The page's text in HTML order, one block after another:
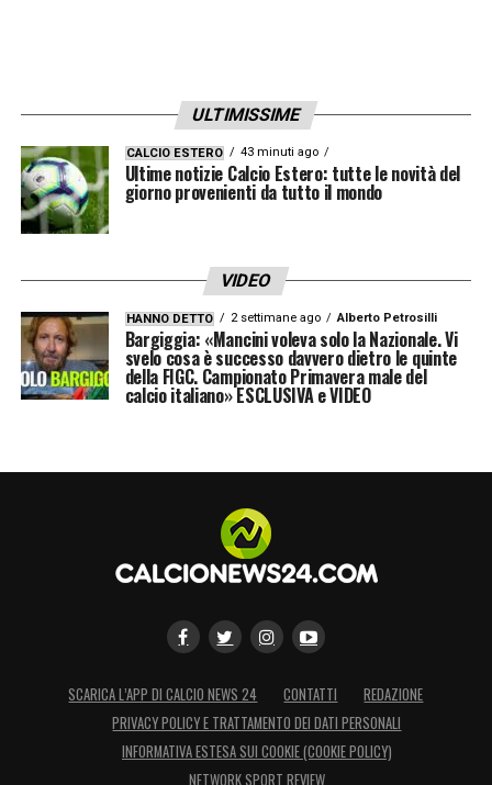
ULTIMISSIME
CALCIO ESTERO 43 minuti ago
Ultime notizie Calcio Estero: tutte le novità del
giorno provenienti da tutto il mondo
VIDEO
HANNO DETTO 2 settimane ago Alberto Petrosilli
Bargiggia: «Mancini voleva solo la Nazionale. Vi
svelo cosa è successo davvero dietro le quinte
della FIGC. Campionato Primavera male del
calcio italiano» ESCLUSIVA e VIDEO
SCARICA L’APP DI CALCIO NEWS 24 CONTATTI
REDAZIONE
PRIVACY POLICY E TRATTAMENTO DEI DATI PERSONALI
INFORMATIVA ESTESA SUI COOKIE (COOKIE POLICY)
NETWORK SPORT REVIEW